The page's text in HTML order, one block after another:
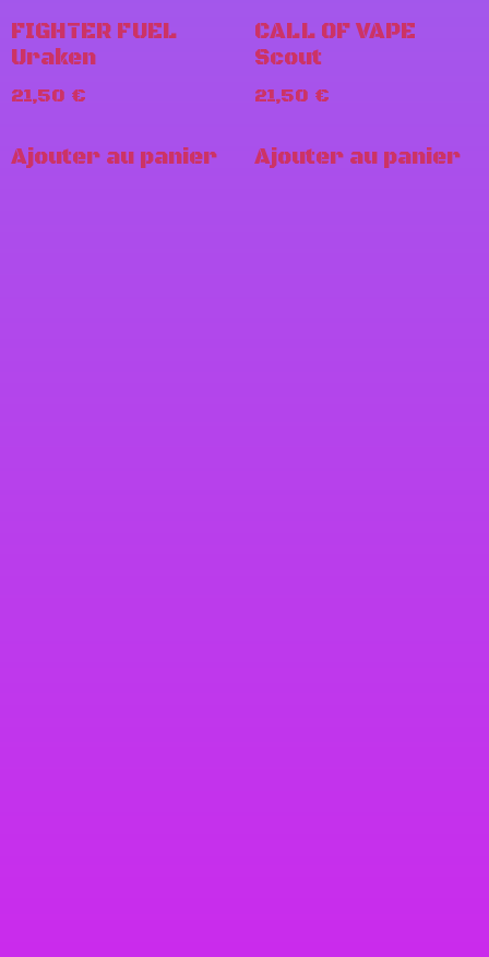
FIGHTER FUEL
Uraken
21,50 €
Ajouter au panier
CALL OF VAPE
Scout
21,50 €
Ajouter au panier